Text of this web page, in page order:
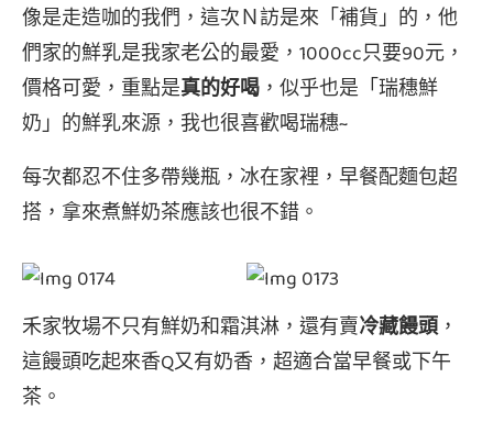
像是走造咖的我們，這次Ｎ訪是來「補貨」的，他
們家的鮮乳是我家老公的最愛，1000cc只要90元，
價格可愛，重點是真的好喝 ，似乎也是「瑞穗鮮
奶」的鮮乳來源，我也很喜歡喝瑞穗~
每次都忍不住多帶幾瓶，冰在家裡，早餐配麵包超
搭，拿來煮鮮奶茶應該也很不錯。
禾家牧場不只有鮮奶和霜淇淋，還有賣冷藏饅頭，
這饅頭吃起來香Q又有奶香，超適合當早餐或下午
茶。